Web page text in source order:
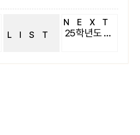
LIST
NEXT
25학년도 2-2 뷰티 이미지 메이킹